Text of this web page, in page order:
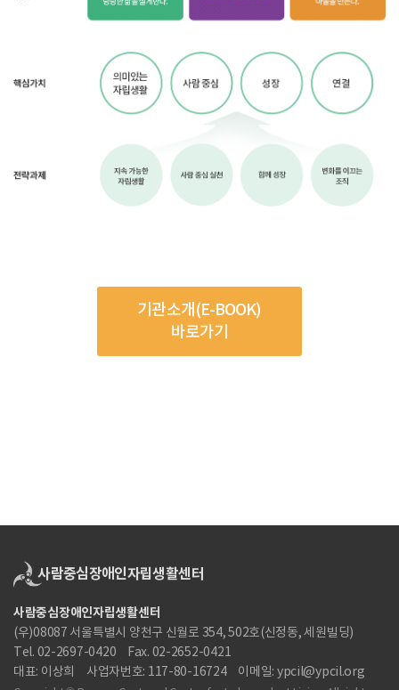
기관소개(E-BOOK)
바로가기
사람중심장애인자립생활센터
(우)08087 서울특별시 양천구 신월로 354, 502호(신정동, 세원빌딩)
Tel. 02-2697-0420
Fax. 02-2652-0421
대표: 이상희
사업자번호: 117-80-16724 이메일: ypcil@ypcil.org